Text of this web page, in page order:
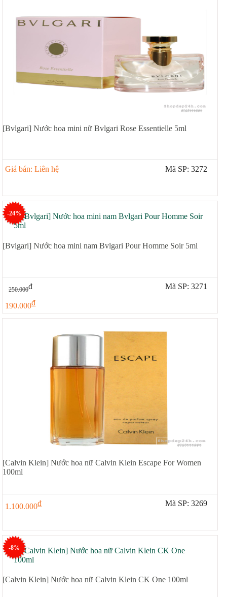
[Bvlgari] Nước hoa mini nữ Bvlgari Rose Essentielle 5ml
Giá bán: Liên hệ Mã SP: 3272
-24%
[Bvlgari] Nước hoa mini nam Bvlgari Pour Homme Soir 5ml
250.000đ
190.000đ
Mã SP: 3271
[Calvin Klein] Nước hoa nữ Calvin Klein Escape For Women
100ml
1.100.000đ Mã SP: 3269
-8%
[Calvin Klein] Nước hoa nữ Calvin Klein CK One 100ml